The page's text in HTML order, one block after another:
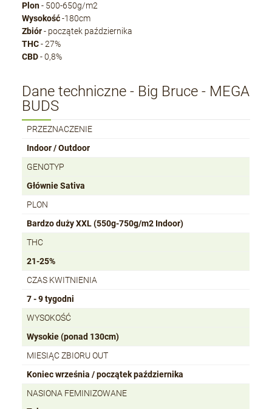
Plon- 500-650g/m2
Wysokość-180cm
Zbiór- początek października
THC- 27%
CBD- 0,8%
Dane techniczne - Big Bruce - MEGA
BUDS
PRZEZNACZENIE
Indoor / Outdoor
GENOTYP
Głównie Sativa
PLON
Bardzo duży XXL (550g-750g/m2 Indoor)
THC
21-25%
CZAS KWITNIENIA
7 - 9 tygodni
WYSOKOŚĆ
Wysokie (ponad 130cm)
MIESIĄC ZBIORU OUT
Koniec września / początek października
NASIONA FEMINIZOWANE